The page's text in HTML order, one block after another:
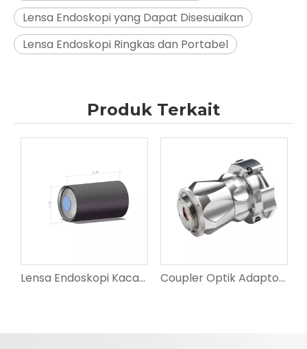
Lensa Endoskopi yang Dapat Disesuaikan
Lensa Endoskopi Ringkas dan Portabel
Produk Terkait
Lensa Endoskopi Kaca Optik Presisi Tinggi Seri 1/9 Inci OV9734 untuk Medis Coupler Optik Adaptor Coupler Endoskopi C-mount Zoom 4K F18-F36mm